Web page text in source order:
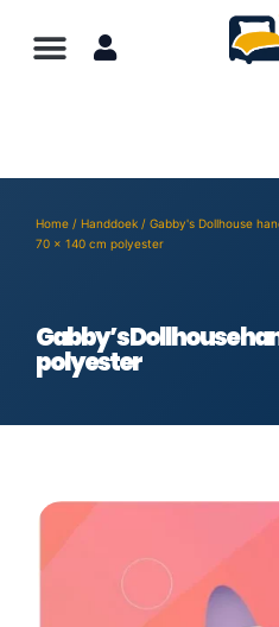
Home / Handdoek / Gabby's Dollhouse
70 x 140 cm polyester
Gabby’s Dollhouse
polyester